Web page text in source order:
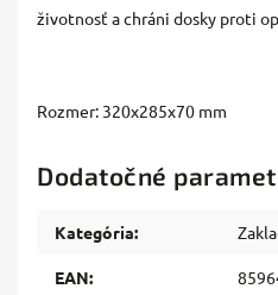
životnosť a chráni dosky proti
Rozmer: 320x285x70 mm
Dodatočné
Kategória:
EAN: